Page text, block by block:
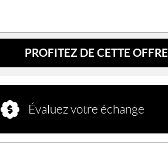
PROFITEZ DE CETTE OFFRE
Évaluez votre échange